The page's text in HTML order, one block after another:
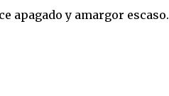
apagado y amargor escaso.